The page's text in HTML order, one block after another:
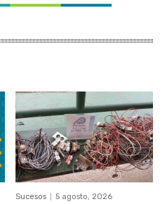
Sucesos 5 agosto, 2026